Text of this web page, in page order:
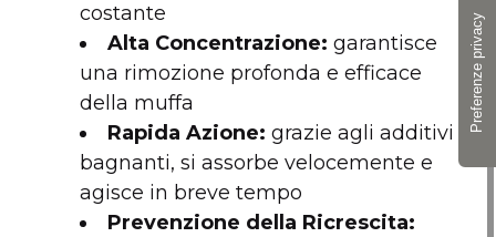
costante
Alta Concentrazione: garantisce
una rimozione profonda e efficace
della muffa
Rapida Azione: grazie agli additivi
bagnanti, si assorbe velocemente e
agisce in breve tempo
Prevenzione della Ricrescita: